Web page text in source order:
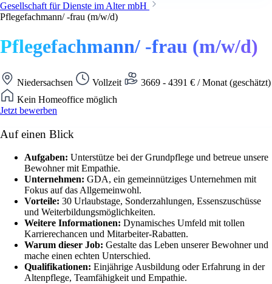
Gesellschaft für Dienste im Alter mbH
Pflegefachmann/ -frau (m/w/d)
Pflegefachmann/ -frau (m/w/d)
Niedersachsen Vollzeit
3669 - 4391 € / Monat (geschätzt)
Kein Homeoffice möglich
Jetzt bewerben
Auf einen Blick
Aufgaben: Unterstütze bei der Grundpflege und betreue unsere
Bewohner mit Empathie.
Unternehmen: GDA, ein gemeinnütziges Unternehmen mit
Fokus auf das Allgemeinwohl.
Vorteile: 30 Urlaubstage, Sonderzahlungen, Essenszuschüsse
und Weiterbildungsmöglichkeiten.
Weitere Informationen: Dynamisches Umfeld mit tollen
Karrierechancen und Mitarbeiter-Rabatten.
Warum dieser Job: Gestalte das Leben unserer Bewohner und
mache einen echten Unterschied.
Qualifikationen: Einjährige Ausbildung oder Erfahrung in der
Altenpflege, Teamfähigkeit und Empathie.